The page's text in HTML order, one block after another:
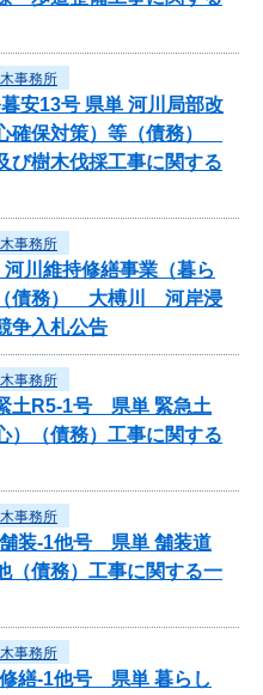
事務所
安13号 県単 河川局部改
確保対策）等（債務）
び樹木伐採工事に関する
事務所
川維持修繕事業（暮ら
（債務） 大榑川 河岸浸
争入札公告
事務所
土R5-1号 県単 緊急土
）（債務）工事に関する
事務所
舗装-1他号 県単 舗装道
（債務）工事に関する一
事務所
修繕-1他号 県単 暮らし